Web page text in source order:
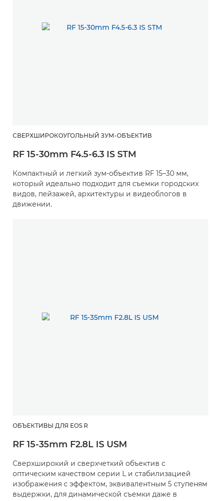
СВЕРХШИРОКОУГОЛЬНЫЙ ЗУМ-ОБЪЕКТИВ
RF 15-30mm F4.5-6.3 IS STM
Компактный и легкий зум-объектив RF 15–30 мм,
который идеально подходит для съемки городских
видов, пейзажей, архитектуры и видеоблогов в
движении.
ОБЪЕКТИВЫ ДЛЯ EOS R
RF 15-35mm F2.8L IS USM
Сверхширокий и сверхчеткий объектив с
оптическим качеством серии L и стабилизацией
изображения с эффектом, эквивалентным 5 ступеням
выдержки, для динамической съемки даже в